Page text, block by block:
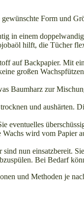
Form und
in einem
hilft, die Tücher
auf Backpapier. Mit
großen
Baumharz zur
und aushärten.
eventuelles
Wachs wird vom Papier
sind nun einsatzbereit.
Bei Bedarf
und Methoden je